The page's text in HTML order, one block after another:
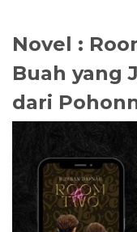
Novel :
Buah yang
dari